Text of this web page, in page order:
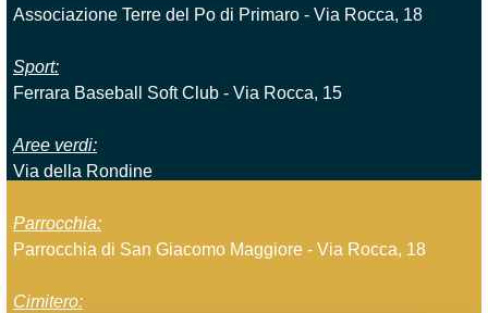
Associazione Terre del Po di Primaro - Via Rocca, 18
Sport:
Ferrara Baseball Soft Club - Via Rocca, 15
Aree verdi:
Via della Rondine
Parrocchia:
Parrocchia di San Giacomo Maggiore - Via Rocca, 18
Cimitero: